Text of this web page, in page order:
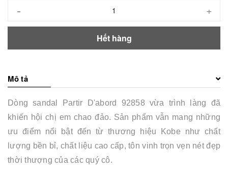
- +
Hết hàng
Mô tả
Dòng sandal Partir D'abord 92858 vừa trình làng đã
khiến hội chị em chao đảo. Sản phẩm vẫn mang những
ưu điểm nổi bật đến từ thương hiệu Kobe như chất
lượng bền bỉ, chất liệu cao cấp, tôn vinh trọn vẹn nét đẹp
thời thượng của các quý cô.